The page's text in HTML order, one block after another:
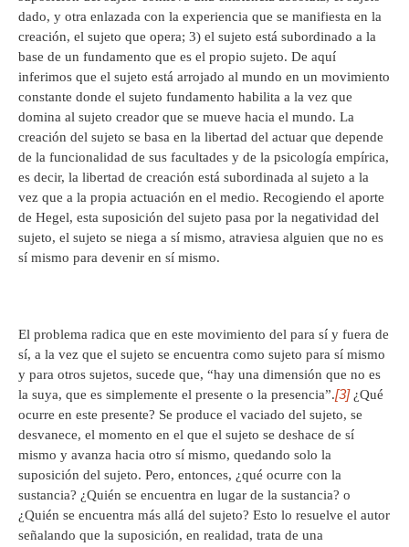
dado, y otra enlazada con la experiencia que se manifiesta en la
creación, el sujeto que opera; 3) el sujeto está subordinado a la
base de un fundamento que es el propio sujeto. De aquí
inferimos que el sujeto está arrojado al mundo en un movimiento
constante donde el sujeto fundamento habilita a la vez que
domina al sujeto creador que se mueve hacia el mundo. La
creación del sujeto se basa en la libertad del actuar que depende
de la funcionalidad de sus facultades y de la psicología empírica,
es decir, la libertad de creación está subordinada al sujeto a la
vez que a la propia actuación en el medio. Recogiendo el aporte
de Hegel, esta suposición del sujeto pasa por la negatividad del
sujeto, el sujeto se niega a sí mismo, atraviesa alguien que no es
sí mismo para devenir en sí mismo.
El problema radica que en este movimiento del para sí y fuera de
sí, a la vez que el sujeto se encuentra como sujeto para sí mismo
y para otros sujetos, sucede que, “hay una dimensión que no es
la suya, que es simplemente el presente o la presencia”.[3]¿Qué
ocurre en este presente? Se produce el vaciado del sujeto, se
desvanece, el momento en el que el sujeto se deshace de sí
mismo y avanza hacia otro sí mismo, quedando solo la
suposición del sujeto. Pero, entonces, ¿qué ocurre con la
sustancia? ¿Quién se encuentra en lugar de la sustancia? o
¿Quién se encuentra más allá del sujeto? Esto lo resuelve el autor
señalando que la suposición, en realidad, trata de una